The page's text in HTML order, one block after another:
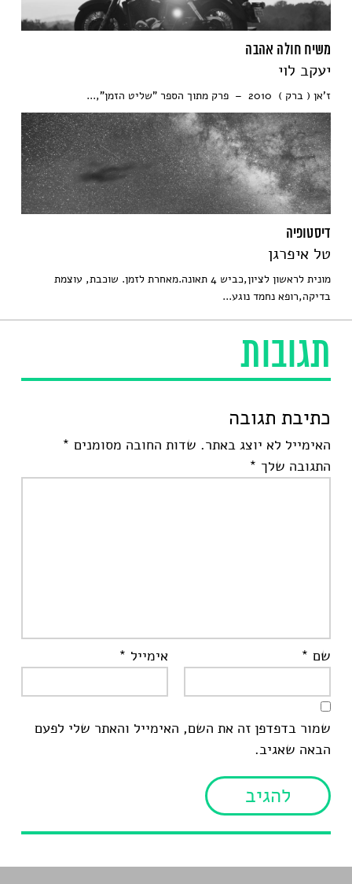
תגובות
כתיבת תגובה
האימייל לא יוצג באתר. שדות החובה מסומנים *
התגובה שלך *
שם * אימייל *
שמור בדפדפן זה את השם, האימייל והאתר שלי לפעם
הבאה שאגיב.
משיח חולה אהבה
יעקב לוי
ז'אן ( ברק ) 2010 – פרק מתוך הספר "שליט הזמן",...
דיסטופיה
טל איפרגן
מונית לראשון לציון,כביש 4 תאונה.מאחרת לזמן. שוכבת, עוצמת
בדיקה,רופא נחמד נוגע...